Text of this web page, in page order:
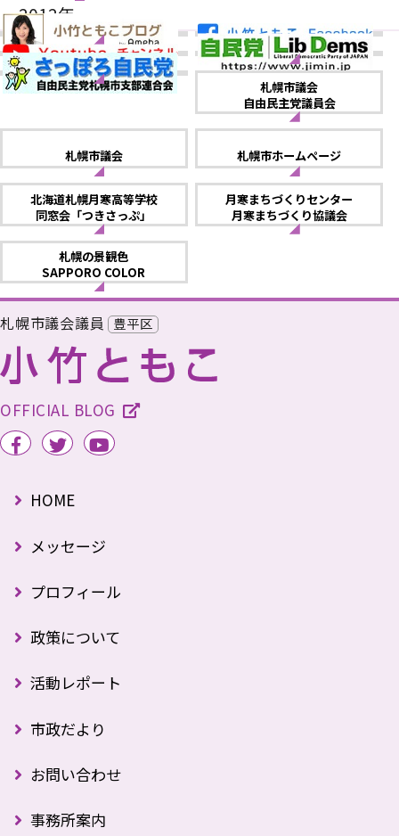
2012年
札幌市議会
自由民主党議員会
札幌市議会 札幌市ホームページ
北海道札幌月寒高等学校
同窓会「つきさっぷ」
月寒まちづくりセンター
月寒まちづくり協議会
札幌の景観色
SAPPORO COLOR
札幌市議会議員 豊平区
OFFICIAL BLOG
HOME
メッセージ
プロフィール
政策について
活動レポート
市政だより
お問い合わせ
事務所案内